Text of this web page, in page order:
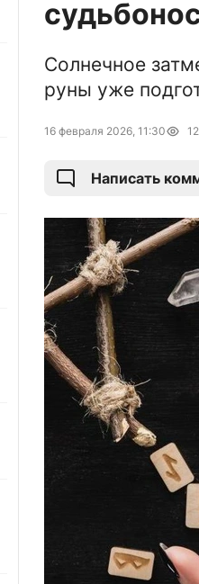
Солнечное
руны уже
16 февраля 2026, 11:30 12
Написать